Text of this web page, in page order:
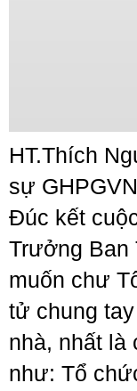
HT.Thích
sự
Đúc kết
Trưởng Ban
muốn chư
tử chung
nhà, nhất là
như: Tổ